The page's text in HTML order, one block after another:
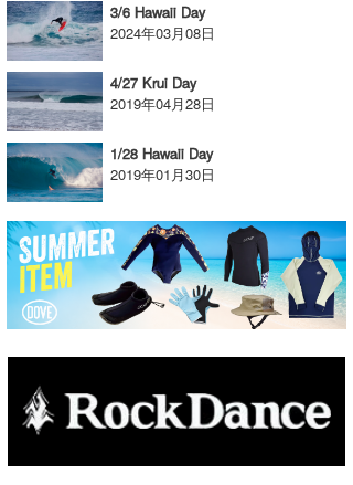
3/6 Hawaii Day
2024年03月08日
4/27 Krui Day
2019年04月28日
1/28 Hawaii Day
2019年01月30日